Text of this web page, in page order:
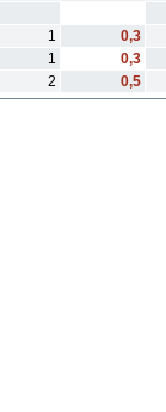
1 0,3
1 0,3
2 0,5